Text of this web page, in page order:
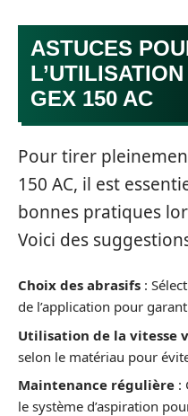
ASTUCES
GEX 150 AC
Pour tirer
150 AC, il est
bonnes pratiques
Voici des
Choix des abrasifs :
de l’application pour
Utilisation de la vitesse
selon le matériau pour
Maintenance régulière :
le système d’aspiration